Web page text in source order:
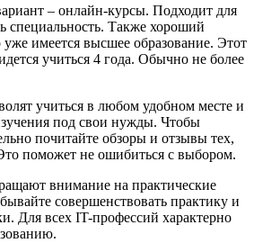
– онлайн-курсы. Подходит для
специальность. Также хороший
уже имеется высшее образование. Этот
учиться 4 года. Обычно не более
учиться в любом удобном месте и
под свои нужды. Чтобы
почитайте обзоры и отзывы тех,
поможет не ошибиться с выбором.
внимание на практические
совершенствовать практику и
Для всех IT-профессий характерно